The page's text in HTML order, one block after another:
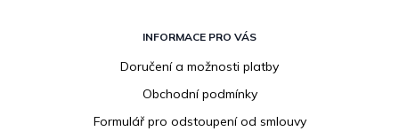
INFORMACE PRO VÁS
Doručení a možnosti platby
Obchodní podmínky
Formulář pro odstoupení od smlouvy